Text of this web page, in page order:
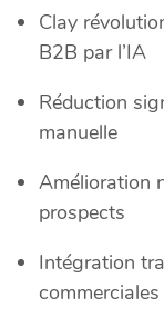
Clay
B2B par l’IA
Réduction
manuelle
Amélioration
prospects
Intégration